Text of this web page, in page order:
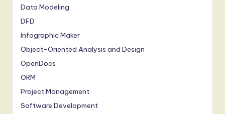
Data Modeling
DFD
Infographic Maker
Object-Oriented Analysis and Design
OpenDocs
ORM
Project Management
Software Development